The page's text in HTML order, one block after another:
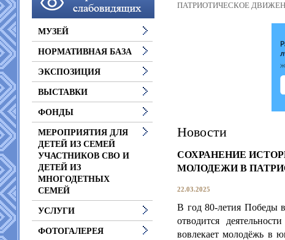
ПАТРИОТИЧЕСКОЕ
Новости
СОХРАНЕНИЕ
МОЛОДЕЖИ В
22.03.2025
В год 80-летия Победы
отводится
вовлекает молодёжь в
МУЗЕЙ
НОРМАТИВНАЯ БАЗА
ЭКСПОЗИЦИЯ
ВЫСТАВКИ
ФОНДЫ
МЕРОПРИЯТИЯ ДЛЯ
ДЕТЕЙ ИЗ СЕМЕЙ
УЧАСТНИКОВ СВО И
ДЕТЕЙ ИЗ
МНОГОДЕТНЫХ
СЕМЕЙ
УСЛУГИ
ФОТОГАЛЕРЕЯ